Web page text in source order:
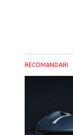
RECOMANDARI